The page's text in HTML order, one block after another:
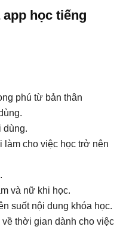
học tiếng
phú từ bản thân
dùng.
cho việc học trở nên
và nữ khi học.
suốt nội dung khóa học.
thời gian dành cho việc